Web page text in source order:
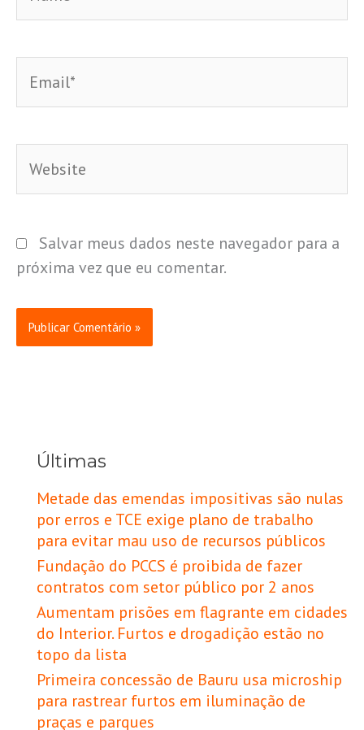
Salvar meus dados neste navegador para a
próxima vez que eu comentar.
Últimas
Metade das emendas impositivas são nulas
por erros e TCE exige plano de trabalho
para evitar mau uso de recursos públicos
Fundação do PCCS é proibida de fazer
contratos com setor público por 2 anos
Aumentam prisões em flagrante em cidades
do Interior. Furtos e drogadição estão no
topo da lista
Primeira concessão de Bauru usa microship
para rastrear furtos em iluminação de
praças e parques